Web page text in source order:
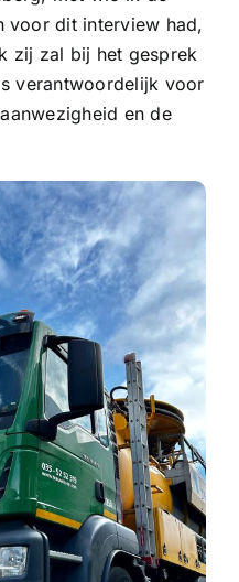
voor dit interview had,
zij zal bij het gesprek
verantwoordelijk voor
en de